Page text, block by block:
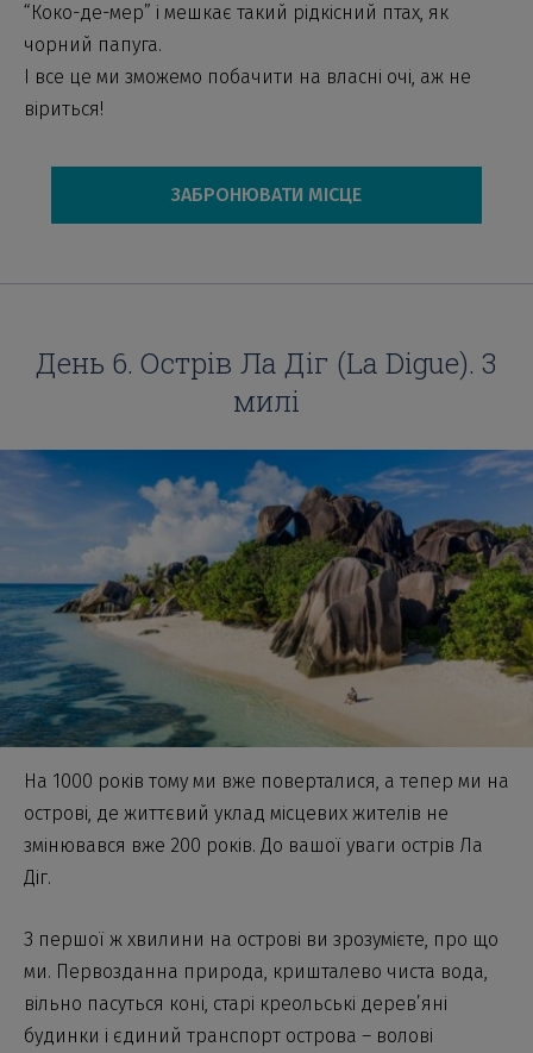
“Коко-де-мер” і мешкає такий рідкісний птах, як
чорний папуга.
І все це ми зможемо побачити на власні очі, аж не
віриться!
ЗАБРОНЮВАТИ МІСЦЕ
День 6. Острів Ла Діг (La Digue). 3
милі
На 1000 років тому ми вже поверталися, а тепер ми на
острові, де життєвий уклад місцевих жителів не
змінювався вже 200 років. До вашої уваги острів Ла
Діг.
З першої ж хвилини на острові ви зрозумієте, про що
ми. Первозданна природа, кришталево чиста вода,
вільно пасуться коні, старі креольські дерев’яні
будинки і єдиний транспорт острова – волові